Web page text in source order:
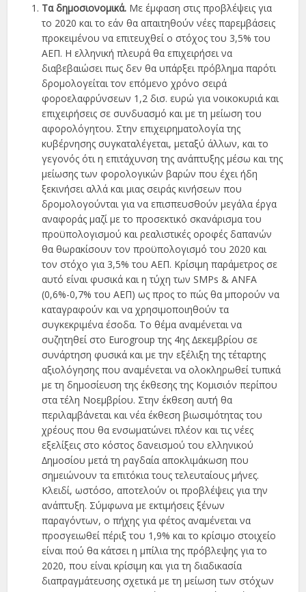
Τα δηµοσιονοµικά. Με έµφαση στις προβλέψεις για
το 2020 και το εάν θα απαιτηθούν νέες παρεµβάσεις
προκειµένου να επιτευχθεί ο στόχος του 3,5% του
ΑΕΠ. Η ελληνική πλευρά θα επιχειρήσει να
διαβεβαιώσει πως δεν θα υπάρξει πρόβληµα παρότι
δροµολογείται τον επόµενο χρόνο σειρά
φοροελαφρύνσεων 1,2 δισ. ευρώ για νοικοκυριά και
επιχειρήσεις σε συνδυασµό και µε τη µείωση του
αφορολόγητου. Στην επιχειρηµατολογία της
κυβέρνησης συγκαταλέγεται, µεταξύ άλλων, και το
γεγονός ότι η επιτάχυνση της ανάπτυξης µέσω και της
µείωσης των φορολογικών βαρών που έχει ήδη
ξεκινήσει αλλά και µιας σειράς κινήσεων που
δροµολογούνται για να επισπευσθούν µεγάλα έργα
αναφοράς µαζί µε το προσεκτικό σκανάρισµα του
προϋπολογισµού και ρεαλιστικές οροφές δαπανών
θα θωρακίσουν τον προϋπολογισµό του 2020 και
τον στόχο για 3,5% του ΑΕΠ. Κρίσιµη παράµετρος σε
αυτό είναι φυσικά και η τύχη των SMPs & ANFA
(0,6%-0,7% του ΑΕΠ) ως προς το πώς θα µπορούν να
καταγραφούν και να χρησιµοποιηθούν τα
συγκεκριµένα έσοδα. Το θέµα αναµένεται να
συζητηθεί στο Eurogroup της 4ης ∆εκεµβρίου σε
συνάρτηση φυσικά και µε την εξέλιξη της τέταρτης
αξιολόγησης που αναµένεται να ολοκληρωθεί τυπικά
µε τη δηµοσίευση της έκθεσης της Κοµισιόν περίπου
στα τέλη Νοεµβρίου. Στην έκθεση αυτή θα
περιλαµβάνεται και νέα έκθεση βιωσιµότητας του
χρέους που θα ενσωµατώνει πλέον και τις νέες
εξελίξεις στο κόστος δανεισµού του ελληνικού
∆ηµοσίου µετά τη ραγδαία αποκλιµάκωση που
σηµειώνουν τα επιτόκια τους τελευταίους µήνες.
Κλειδί, ωστόσο, αποτελούν οι προβλέψεις για την
ανάπτυξη. Σύµφωνα µε εκτιµήσεις ξένων
παραγόντων, ο πήχης για φέτος αναµένεται να
προσγειωθεί πέριξ του 1,9% και το κρίσιµο στοιχείο
είναι πού θα κάτσει η µπίλια της πρόβλεψης για το
2020, που είναι κρίσιµη και για τη διαδικασία
διαπραγµάτευσης σχετικά µε τη µείωση των στόχων